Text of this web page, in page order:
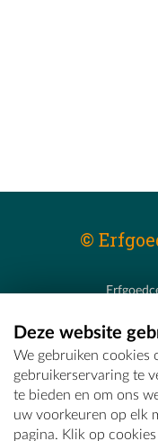
©
E -
Deze website
We gebruiken cookies
gebruikerservaring te
te bieden en om ons
uw voorkeuren op elk
pagina. Klik op